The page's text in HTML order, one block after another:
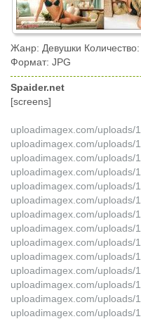
Жанр: Девушки
Формат: JPG
Spaider.net
[screens]
uploadimagex.com/uploads/
uploadimagex.com/uploads/
uploadimagex.com/uploads/
uploadimagex.com/uploads/
uploadimagex.com/uploads/
uploadimagex.com/uploads/
uploadimagex.com/uploads/
uploadimagex.com/uploads/
uploadimagex.com/uploads/
uploadimagex.com/uploads/
uploadimagex.com/uploads/
uploadimagex.com/uploads/
uploadimagex.com/uploads/
uploadimagex.com/uploads/